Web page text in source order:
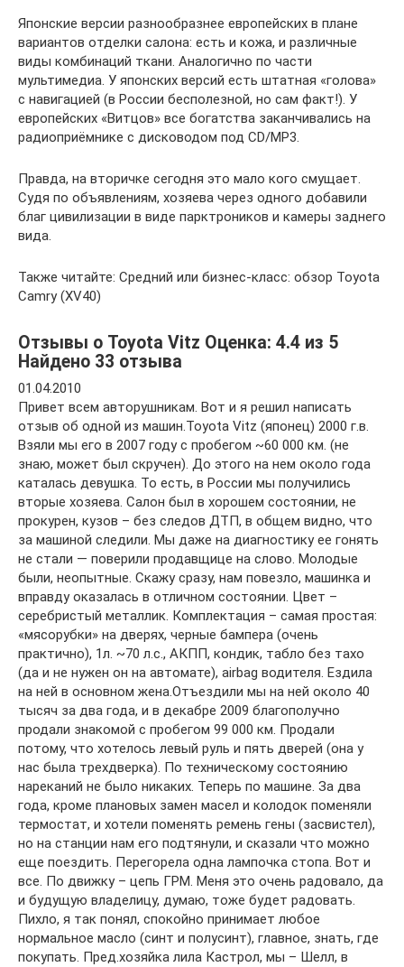
Японские версии разнообразнее европейских в плане
вариантов отделки салона: есть и кожа, и различные
виды комбинаций ткани. Аналогично по части
мультимедиа. У японских версий есть штатная «голова»
с навигацией (в России бесполезной, но сам факт!). У
европейских «Витцов» все богатства заканчивались на
радиоприёмнике с дисководом под CD/MP3.
Правда, на вторичке сегодня это мало кого смущает.
Судя по объявлениям, хозяева через одного добавили
благ цивилизации в виде парктроников и камеры заднего
вида.
Также читайте: Средний или бизнес-класс: обзор Toyota
Camry (XV40)
Отзывы о Toyota Vitz Оценка: 4.4 из 5
Найдено 33 отзыва
01.04.2010
Привет всем авторушникам. Вот и я решил написать
отзыв об одной из машин.Toyota Vitz (японец) 2000 г.в.
Взяли мы его в 2007 году с пробегом ~60 000 км. (не
знаю, может был скручен). До этого на нем около года
каталась девушка. То есть, в России мы получились
вторые хозяева. Салон был в хорошем состоянии, не
прокурен, кузов – без следов ДТП, в общем видно, что
за машиной следили. Мы даже на диагностику ее гонять
не стали — поверили продавщице на слово. Молодые
были, неопытные. Скажу сразу, нам повезло, машинка и
вправду оказалась в отличном состоянии. Цвет –
серебристый металлик. Комплектация – самая простая:
«мясорубки» на дверях, черные бампера (очень
практично), 1л. ~70 л.с., АКПП, кондик, табло без тахо
(да и не нужен он на автомате), airbag водителя. Ездила
на ней в основном жена.Отъездили мы на ней около 40
тысяч за два года, и в декабре 2009 благополучно
продали знакомой с пробегом 99 000 км. Продали
потому, что хотелось левый руль и пять дверей (она у
нас была трехдверка). По техническому состоянию
нареканий не было никаких. Теперь по машине. За два
года, кроме плановых замен масел и колодок поменяли
термостат, и хотели поменять ремень гены (засвистел),
но на станции нам его подтянули, и сказали что можно
еще поездить. Перегорела одна лампочка стопа. Вот и
все. По движку – цепь ГРМ. Меня это очень радовало, да
и будущую владелицу, думаю, тоже будет радовать.
Пихло, я так понял, спокойно принимает любое
нормальное масло (синт и полусинт), главное, знать, где
покупать. Пред.хозяйка лила Кастрол, мы – Шелл, в